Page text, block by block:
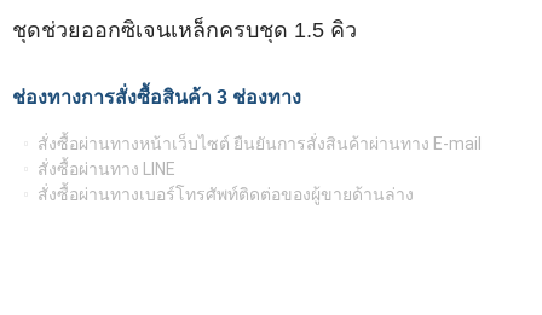
ชุดช่วยออกซิเจนเหล็กครบชุด 1.5 คิว
ช่องทางการสั่งซื้อสินค้า 3 ช่องทาง
สั่งซื้อผ่านทางหน้าเว็บไซต์ ยืนยันการสั่งสินค้าผ่านทาง E-mail
สั่งซื้อผ่านทาง LINE
สั่งซื้อผ่านทางเบอร์โทรศัพท์ติดต่อของผู้ขายด้านล่าง